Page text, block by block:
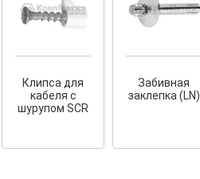
Клипса для
кабеля с
шурупом SCR
Забивная
заклепка (LN)